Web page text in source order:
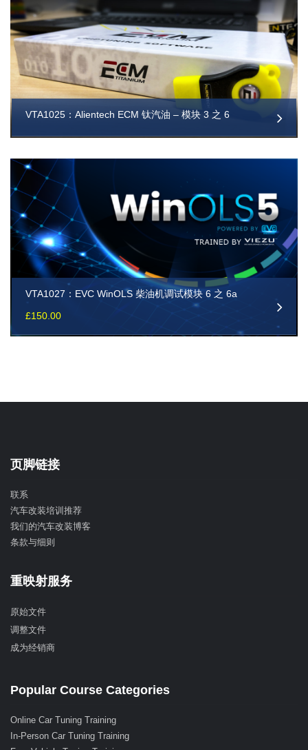
VTA1025：Alientech ECM 钛汽油 – 模块 3 之 6
VTA1027：EVC WinOLS 柴油机调试模块 6 之 6a
£150.00
页脚链接
联系
汽车改装培训推荐
我们的汽车改装博客
条款与细则
重映射服务
原始文件
调整文件
成为经销商
Popular Course Categories
Online Car Tuning Training
In-Person Car Tuning Training